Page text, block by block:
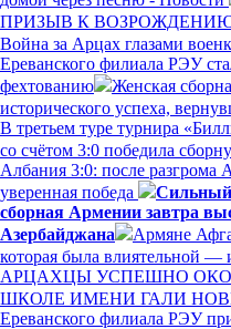
ПРИЗЫВ К
Война за Арцах глазами
Ереванского филиала РЭУ
фехтованию
Женская
исторического успеха,
В третьем туре турнира
со счётом 3:0 победила
Албания 3:0: после
уверенная победа
Сильный
сборная Армении завтра
Азербайджана
Армяне
которая была влиятельной —
АРЦАХЦЫ УСПЕШНО
ШКОЛЕ ИМЕНИ ГАЛИ
Ереванского филиала РЭУ